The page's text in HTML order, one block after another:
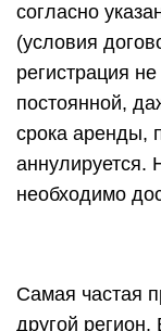
согласно
(условия
регистрация
постоянной,
срока аренды,
аннулируется.
необходимо
Самая частая
другой